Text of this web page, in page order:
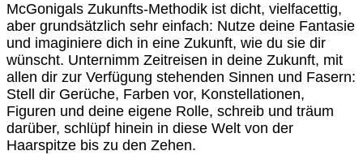
McGonigals Zukunfts-Methodik ist dicht, vielfacettig,
aber grundsätzlich sehr einfach: Nutze deine Fantasie
und imaginiere dich in eine Zukunft, wie du sie dir
wünscht. Unternimm Zeitreisen in deine Zukunft, mit
allen dir zur Verfügung stehenden Sinnen und Fasern:
Stell dir Gerüche, Farben vor, Konstellationen,
Figuren und deine eigene Rolle, schreib und träum
darüber, schlüpf hinein in diese Welt von der
Haarspitze bis zu den Zehen.